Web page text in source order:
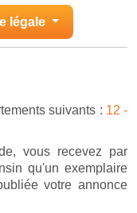
légale
suivants : 12 -
vous recevez par
qu'un exemplaire
votre annonce